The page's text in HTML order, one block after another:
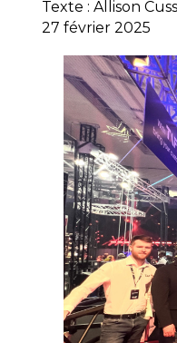
Texte : Allison
27 février 2025